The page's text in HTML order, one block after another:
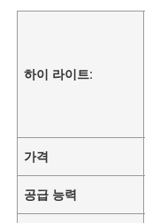
하이 라이트:
가격
공급 능력